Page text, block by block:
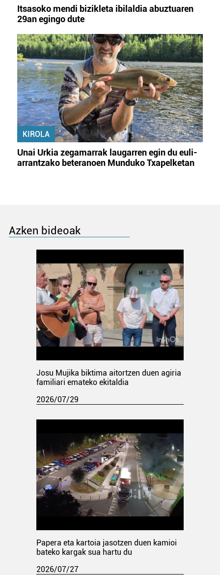
Itsasoko mendi bizikleta ibilaldia abuztuaren
29an egingo dute
KIROLA
Unai Urkia zegamarrak laugarren egin du euli-
arrantzako beteranoen Munduko Txapelketan
Azken bideoak
Josu Mujika biktima aitortzen duen agiria
familiari emateko ekitaldia
2026/07/29
Papera eta kartoia jasotzen duen kamioi
bateko kargak sua hartu du
2026/07/27